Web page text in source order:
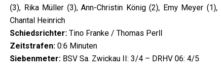
(3), Rika Müller (3), Ann-Christin König (2), Emy Meyer (1),
Chantal Heinrich
Schiedsrichter: Tino Franke / Thomas Perll
Zeitstrafen: 0:6 Minuten
Siebenmeter: BSV Sa. Zwickau II: 3/4 – DRHV 06: 4/5